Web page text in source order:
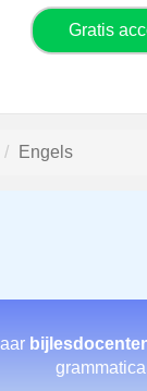
Gratis
Engels